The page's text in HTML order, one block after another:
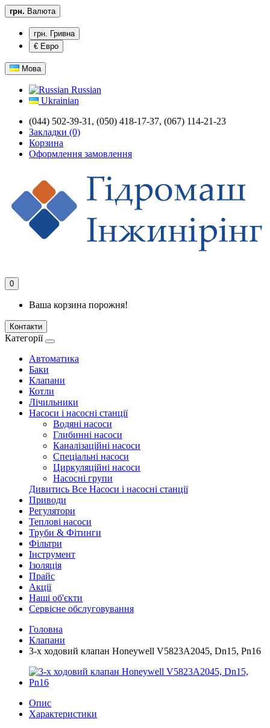
грн. Валюта
грн. Гривна
€ Евро
Мова
Russian
Ukrainian
(044) 502-39-31, (050) 418-17-37, (067) 114-21-23
Закладки (0)
Корзина
Оформлення замовлення
0
Ваша корзина порожня!
Контакти
Категорії
Автоматика
Баки
Клапани
Котли
Лічильники
Насоси і насосні станції
Водяні насоси
Глибинні насоси
Каналізаційні насоси
Спеціальні насоси
Циркуляційні насоси
Насосні групи
Дивитись Все Насоси і насосні станції
Приводи
Регулятори
Теплові насоси
Труби & Фітинги
Фільтри
Інструмент
Ізоляція
Прайс
Акції
Наші об'єкти
Сервісне обслуговування
Головна
Клапани
3-х ходовий клапан Honeywell V5823A2045, Dn15, Pn16
Опис
Характеристики